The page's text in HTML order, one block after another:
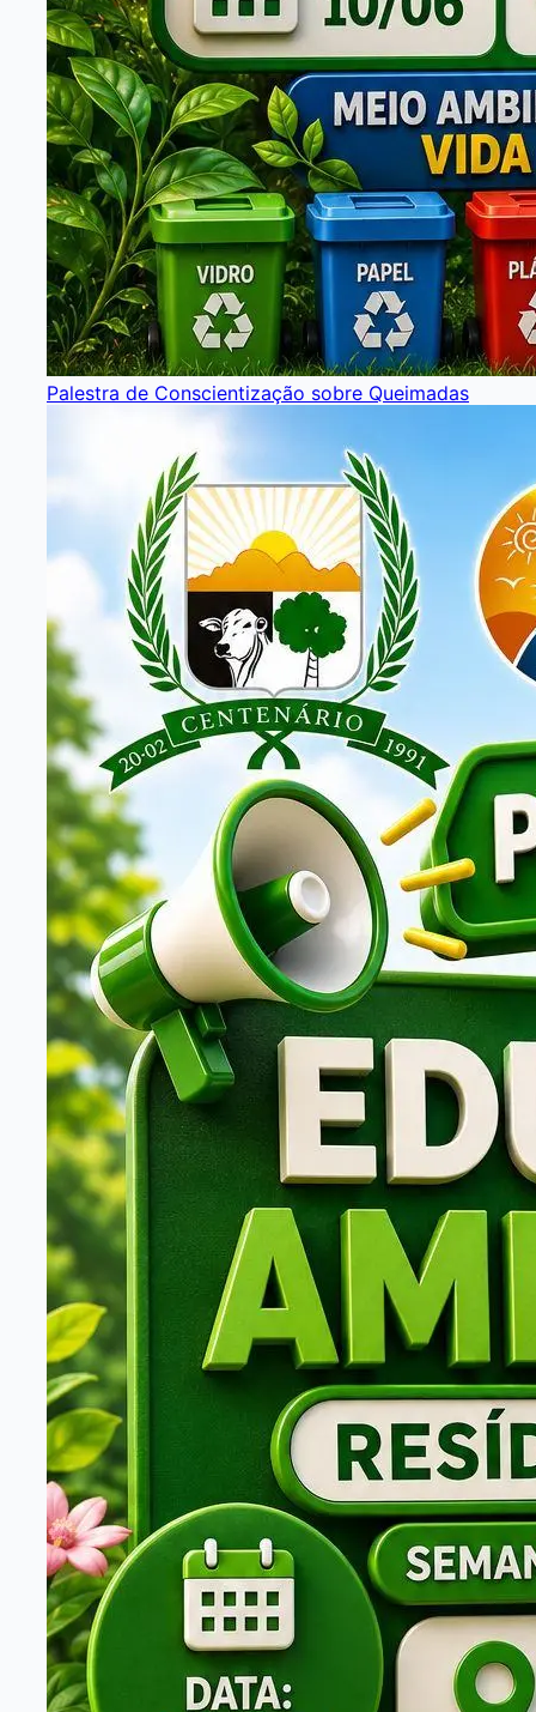
Palestra de Conscientização sobre Queimadas